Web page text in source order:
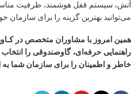
آتش، سیستم قفل هوشمند، ظرفیت
می‌توانید بهترین گزینه را برای سازمان
همین امروز با مشاوران متخصص در
راهنمایی حرفه‌ای، گاوصندوقی را
خاطر و اطمینان را برای سازمان شما به